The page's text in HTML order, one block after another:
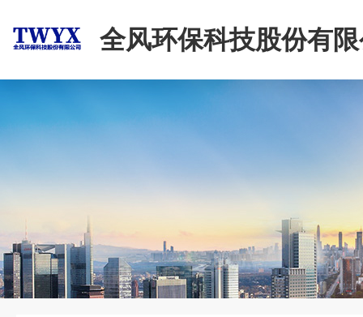
全风环保科技股份有